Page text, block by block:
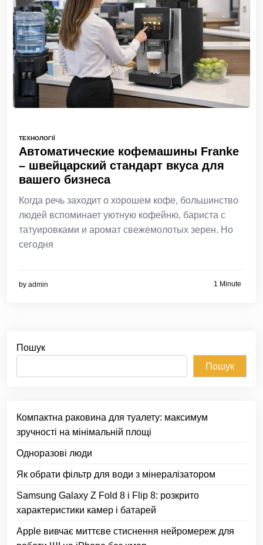
ТЕХНОЛОГІЇ
Автоматические кофемашины Franke
– швейцарский стандарт вкуса для
вашего бизнеса
Когда речь заходит о хорошем кофе, большинство
людей вспоминает уютную кофейню, бариста с
татуировками и аромат свежемолотых зерен. Но
сегодня
by admin 1 Minute
Пошук
Пошук
Компактна раковина для туалету: максимум
зручності на мінімальній площі
Одноразові люди
Як обрати фільтр для води з мінералізатором
Samsung Galaxy Z Fold 8 і Flip 8: розкрито
характеристики камер і батарей
Apple вивчає миттєве стиснення нейромереж для